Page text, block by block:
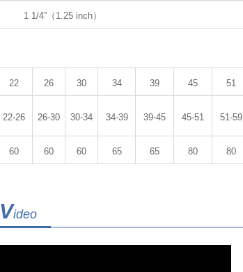
1 1/4”（1.25 inch）
22 26 30 34 39 45 51
22-26 26-30 30-34 34-39 39-45 45-51 51-59
60 60 60 65 65 80 80
Video